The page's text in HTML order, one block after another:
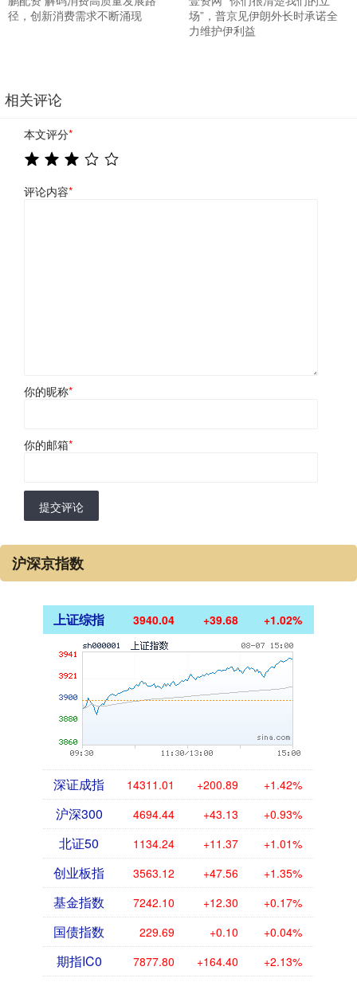
径，创新消费需求不断涌现
场”，普京见伊朗外长时承诺全
力维护伊利益
相关评论
本文评分*
评论内容*
你的昵称*
你的邮箱*
提交评论
沪深京指数
上证综指 3940.04 +39.68 +1.02%
深证成指 14311.01 +200.89 +1.42%
沪深300 4694.44 +43.13 +0.93%
北证50 1134.24 +11.37 +1.01%
创业板指 3563.12 +47.56 +1.35%
基金指数 7242.10 +12.30 +0.17%
国债指数 229.69 +0.10 +0.04%
期指IC0 7877.80 +164.40 +2.13%